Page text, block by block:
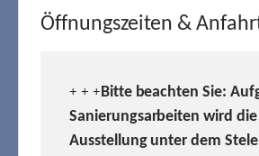
Öffnungszeiten &
+ + +Bitte beachten Sie:
Sanierungsarbeiten wird die
Ausstellung unter dem